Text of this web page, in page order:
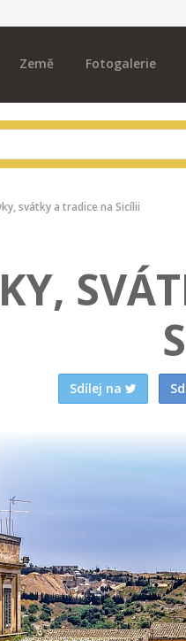
Země Fotogalerie
svátky a tradice na Sicílii
Sdílej na